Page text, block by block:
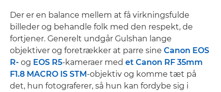
Der er en balance mellem at få virkningsfulde
billeder og behandle folk med den respekt, de
fortjener. Generelt undgår Gulshan lange
objektiver og foretrækker at parre sine Canon EOS
R- og EOS R5-kameraer med et Canon RF 35mm
F1.8 MACRO IS STM-objektiv og komme tæt på
det, hun fotograferer, så hun kan fordybe sig i